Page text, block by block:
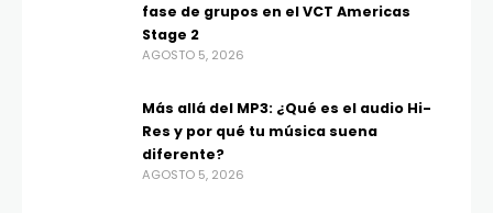
fase de grupos en el VCT Americas
Stage 2
AGOSTO 5, 2026
Más allá del MP3: ¿Qué es el audio Hi-
Res y por qué tu música suena
diferente?
AGOSTO 5, 2026